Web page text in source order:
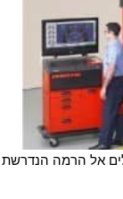
אל הרמה הנדרשת